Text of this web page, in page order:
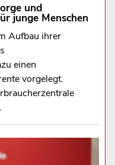
und
junge Menschen
Aufbau ihrer
einen
vorgelegt.